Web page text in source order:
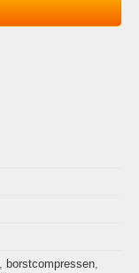
borstcompressen